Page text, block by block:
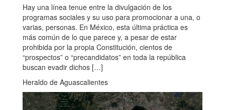
Hay una línea tenue entre la divulgación de los
programas sociales y su uso para promocionar a una, o
varias, personas. En México, esta última práctica es
más común de lo que parece y, a pesar de estar
prohibida por la propia Constitución, cientos de
“prospectos” o “precandidatos” en toda la república
buscan evadir dichos […]
Heraldo de Aguascalientes